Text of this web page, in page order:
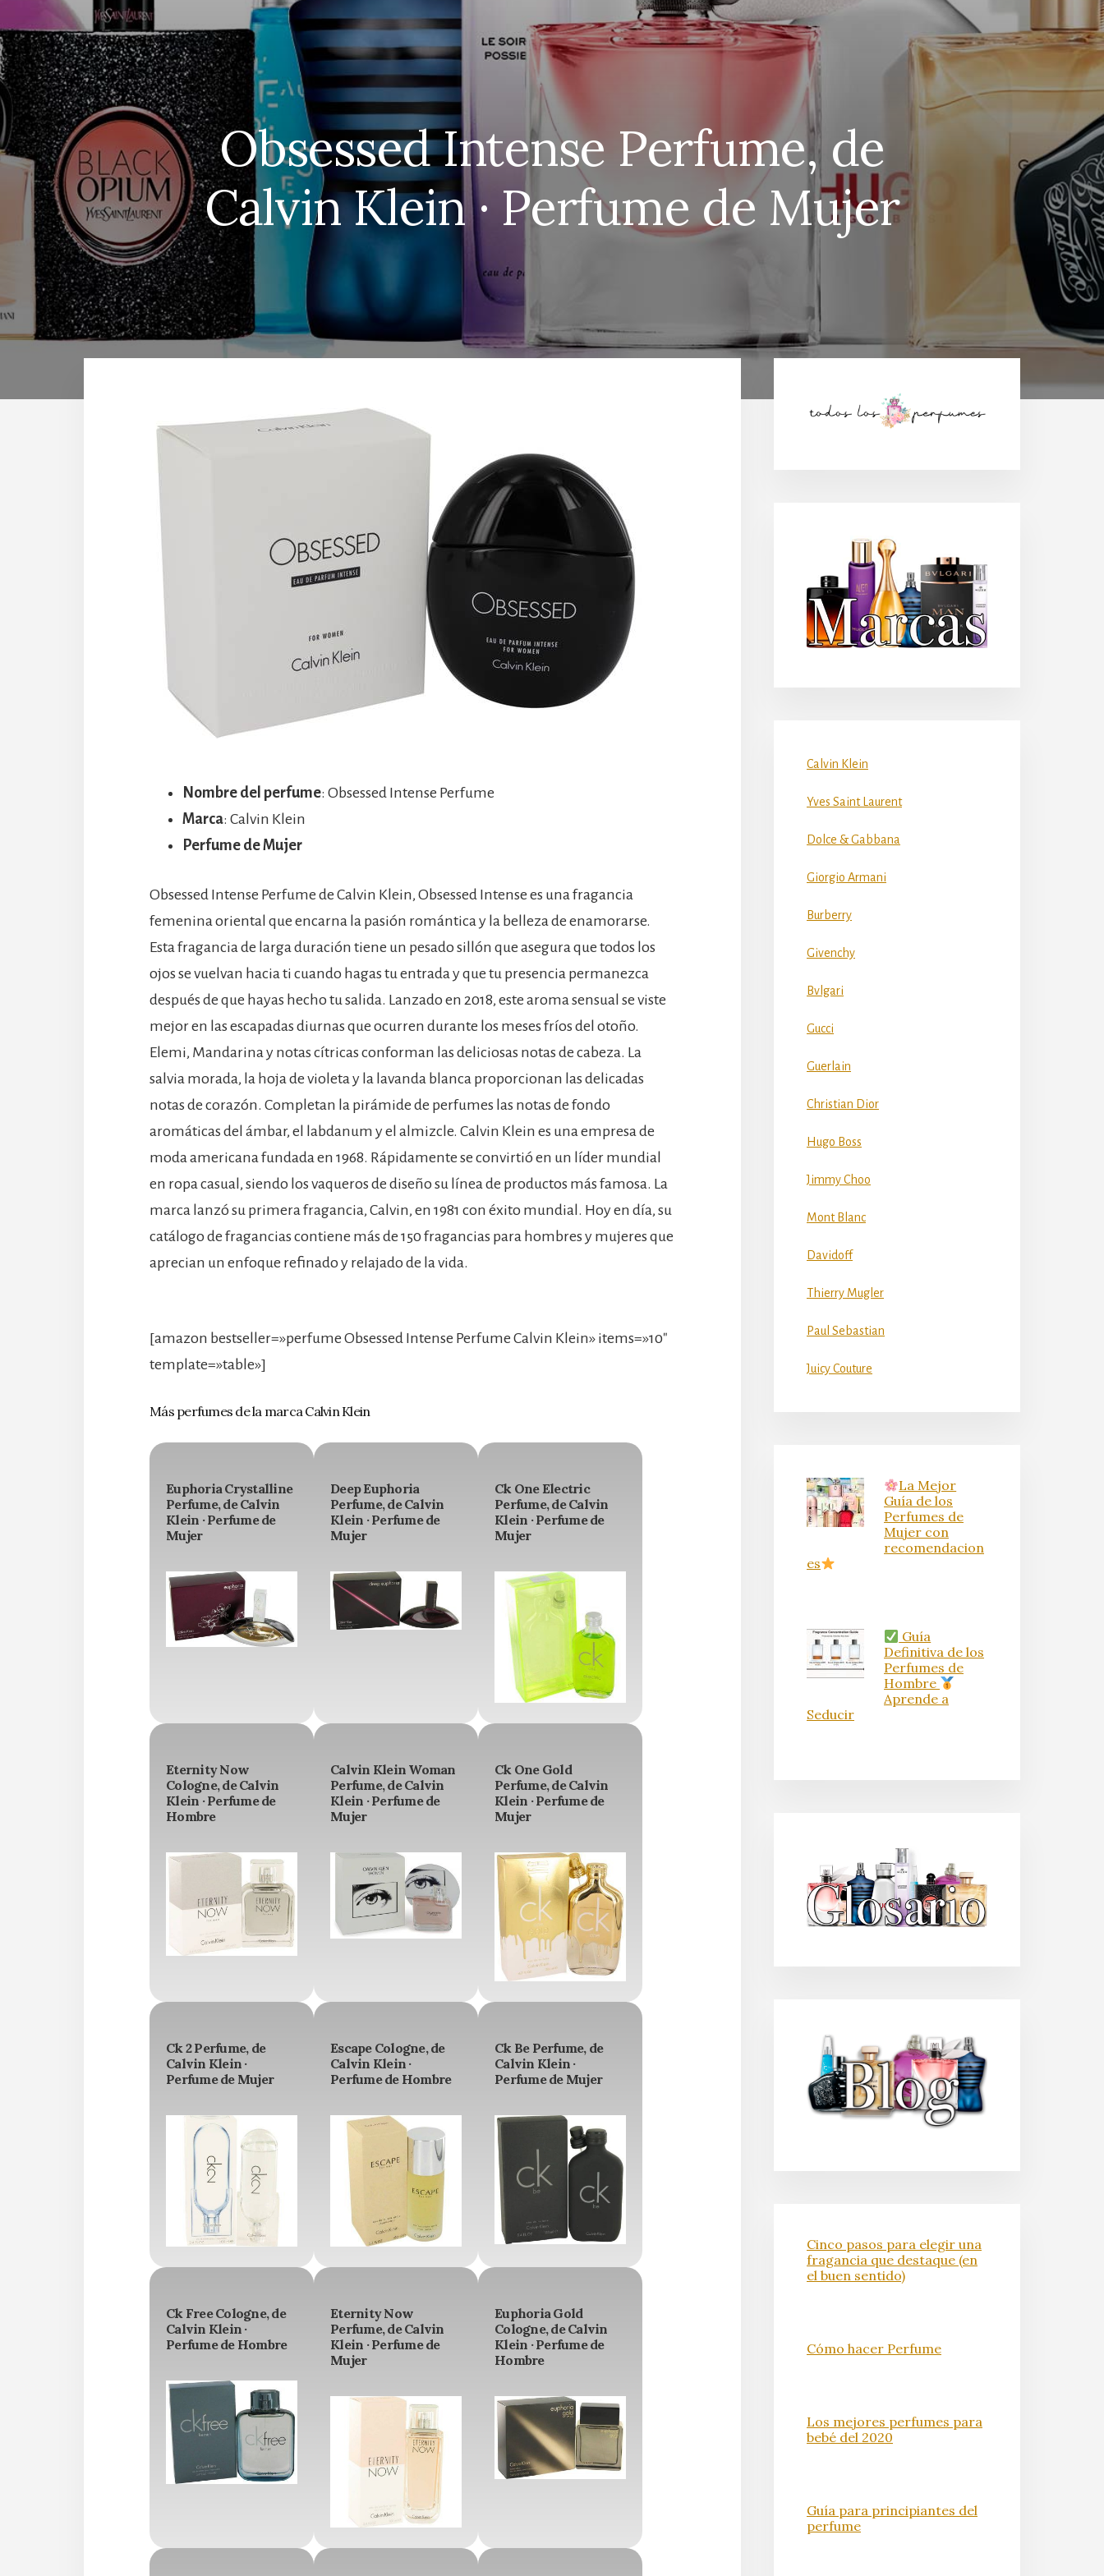
Obsessed Intense Perfume, de
Calvin Klein · Perfume de Mujer
Nombre del perfume: Obsessed Intense Perfume
Marca: Calvin Klein
Perfume de Mujer
Obsessed Intense Perfume de Calvin Klein, Obsessed Intense es una fragancia
femenina oriental que encarna la pasión romántica y la belleza de enamorarse.
Esta fragancia de larga duración tiene un pesado sillón que asegura que todos los
ojos se vuelvan hacia ti cuando hagas tu entrada y que tu presencia permanezca
después de que hayas hecho tu salida. Lanzado en 2018, este aroma sensual se viste
mejor en las escapadas diurnas que ocurren durante los meses fríos del otoño.
Elemi, Mandarina y notas cítricas conforman las deliciosas notas de cabeza. La
salvia morada, la hoja de violeta y la lavanda blanca proporcionan las delicadas
notas de corazón. Completan la pirámide de perfumes las notas de fondo
aromáticas del ámbar, el labdanum y el almizcle. Calvin Klein es una empresa de
moda americana fundada en 1968. Rápidamente se convirtió en un líder mundial
en ropa casual, siendo los vaqueros de diseño su línea de productos más famosa. La
marca lanzó su primera fragancia, Calvin, en 1981 con éxito mundial. Hoy en día, su
catálogo de fragancias contiene más de 150 fragancias para hombres y mujeres que
aprecian un enfoque refinado y relajado de la vida.
[amazon bestseller=»perfume Obsessed Intense Perfume Calvin Klein» items=»10″
template=»table»]
Más perfumes de la marca Calvin Klein
Euphoria Crystalline
Perfume, de Calvin
Klein · Perfume de
Mujer
Deep Euphoria
Perfume, de Calvin
Klein · Perfume de
Mujer
Ck One Electric
Perfume, de Calvin
Klein · Perfume de
Mujer
Eternity Now
Cologne, de Calvin
Klein · Perfume de
Hombre
Calvin Klein Woman
Perfume, de Calvin
Klein · Perfume de
Mujer
Ck One Gold
Perfume, de Calvin
Klein · Perfume de
Mujer
Ck 2 Perfume, de
Calvin Klein ·
Perfume de Mujer
Escape Cologne, de
Calvin Klein ·
Perfume de Hombre
Ck Be Perfume, de
Calvin Klein ·
Perfume de Mujer
Ck Free Cologne, de
Calvin Klein ·
Perfume de Hombre
Eternity Now
Perfume, de Calvin
Klein · Perfume de
Mujer
Euphoria Gold
Cologne, de Calvin
Klein · Perfume de
Hombre
lateral
Calvin Klein
Yves Saint Laurent
Dolce & Gabbana
Giorgio Armani
Burberry
Givenchy
Bvlgari
Gucci
Guerlain
Christian Dior
Hugo Boss
Jimmy Choo
Mont Blanc
Davidoff
Thierry Mugler
Paul Sebastian
Juicy Couture
La Mejor
Guía de los
Perfumes de
Mujer con
recomendacion
es
Guía
Definitiva de los
Perfumes de
Hombre
Aprende a
Seducir
Cinco pasos para elegir una
fragancia que destaque (en
el buen sentido)
Cómo hacer Perfume
Los mejores perfumes para
bebé del 2020
Guía para principiantes del
perfume